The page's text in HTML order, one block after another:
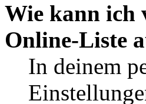
Wie kann ich
Online-Liste
In deinem